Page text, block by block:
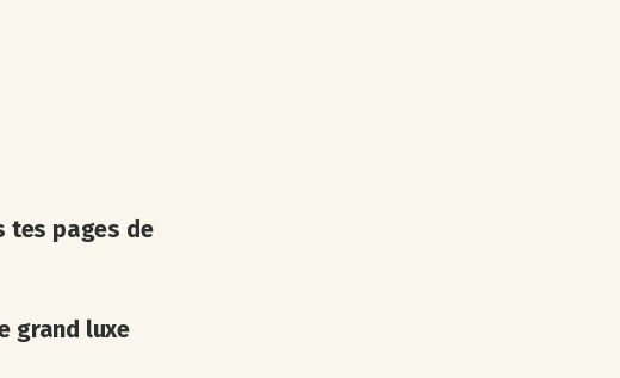
tes pages de
grand luxe